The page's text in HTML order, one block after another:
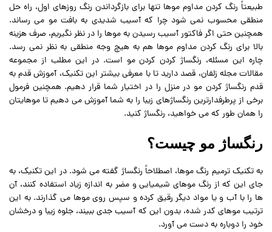
طبیعتاً رنگ کردن مداوم موها تنها برای بازگرداندن رنگ روزهای اول، راه حل
منطقی محسوب نمی شود چرا که آسیب شدیدی به بافت مو می رساند.
همچنین حتی اگر فاکتور آسیب رسیدن به موها را در نظر نگیریم، صرف هزینه
بالا برای رنگ کردن مداوم موها هم به هیچ وجه منطقی به نظر نمی رسد.
چاره این مسئله، رنگساژ کردن کردن مو است. در این مطلب از مجموعه
مقالات مجله زلفان، قصد دارید تا با معرفی بیشتر این تکنیک، آموزش قدم به
قدم رنگساژ کردن مو در منزل را در اختیار شما قرار دهیم. همچنین فرمول
برخی از پرطرفدارترین رنگساژهای زیبا را به شما آموزش می دهیم تا موهایتان
را همان طور که می خواهید، رنگساژ کنید.
رنگساژ مو چیست؟
به تکنیک ترمیم رنگ موها، اصطلاحاً رنگساژ گفته می شود. در این تکنیک، به
جای این که از رنگ موهای شیمیایی و مضر به اندازه زیاد استفاده کنند، آن
ها را با آب و یا مواد دیگر رقیق کرده و سپس روی موها می گذارند. به این
ترتیب موهای کدر شده، بدون این که آسیب جدی ببیند، جلوه زیبا و درخشان
خود را دوباره به دست می آورد.